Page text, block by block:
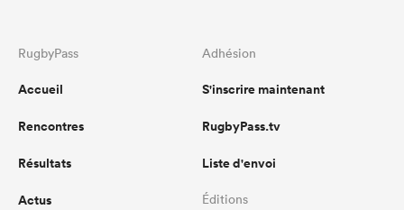
RugbyPass
Accueil
Rencontres
Résultats
Actus
Adhésion
S'inscrire maintenant
RugbyPass.tv
Liste d'envoi
Éditions